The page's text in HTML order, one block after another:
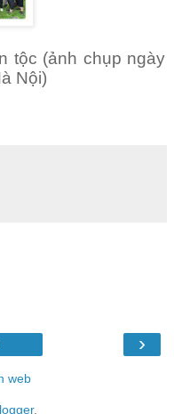
tộc (ảnh chụp ngày
Nội)
›
web
.